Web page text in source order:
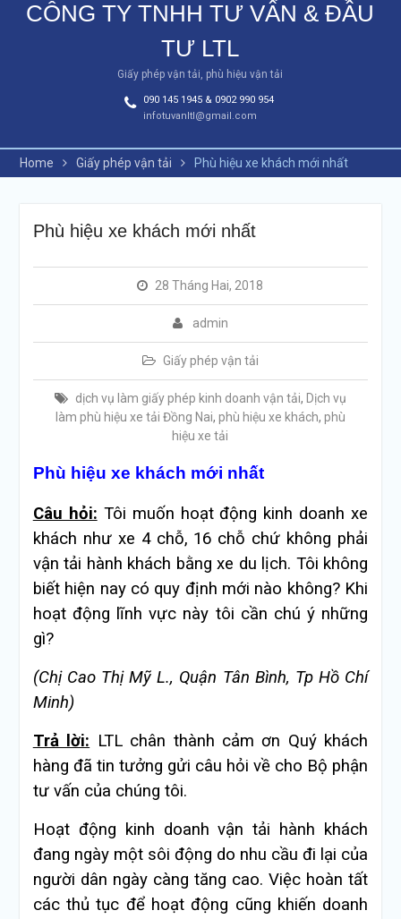
CÔNG TY TNHH TƯ VẤN & ĐẦU
TƯ LTL
Giấy phép vận tải, phù hiệu vận tải
090 145 1945 & 0902 990 954
infotuvanltl@gmail.com
Home Giấy phép vận tải Phù hiệu xe khách mới nhất
Phù hiệu xe khách mới nhất
28 Tháng Hai, 2018
admin
Giấy phép vận tải
dịch vụ làm giấy phép kinh doanh vận tải, Dịch vụ
làm phù hiệu xe tải Đồng Nai, phù hiệu xe khách, phù
hiệu xe tải
Phù hiệu xe khách mới nhất
Câu hỏi: Tôi muốn hoạt động kinh doanh xe
khách như xe 4 chỗ, 16 chỗ chứ không phải
vận tải hành khách bằng xe du lịch. Tôi không
biết hiện nay có quy định mới nào không? Khi
hoạt động lĩnh vực này tôi cần chú ý những
gì?
(Chị Cao Thị Mỹ L., Quận Tân Bình, Tp Hồ Chí
Minh)
Trả lời: LTL chân thành cảm ơn Quý khách
hàng đã tin tưởng gửi câu hỏi về cho Bộ phận
tư vấn của chúng tôi.
Hoạt động kinh doanh vận tải hành khách
đang ngày một sôi động do nhu cầu đi lại của
người dân ngày càng tăng cao. Việc hoàn tất
các thủ tục để hoạt động cũng khiến doanh